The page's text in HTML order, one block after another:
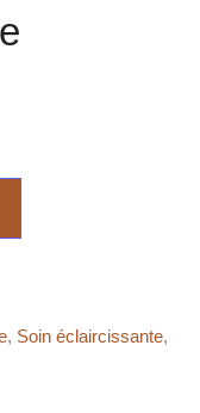
, Soin éclaircissante,